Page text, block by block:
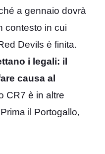
a gennaio dovrà
contesto in cui
Devils è finita.
i legali: il
causa al
CR7 è in altre
il Portogallo,